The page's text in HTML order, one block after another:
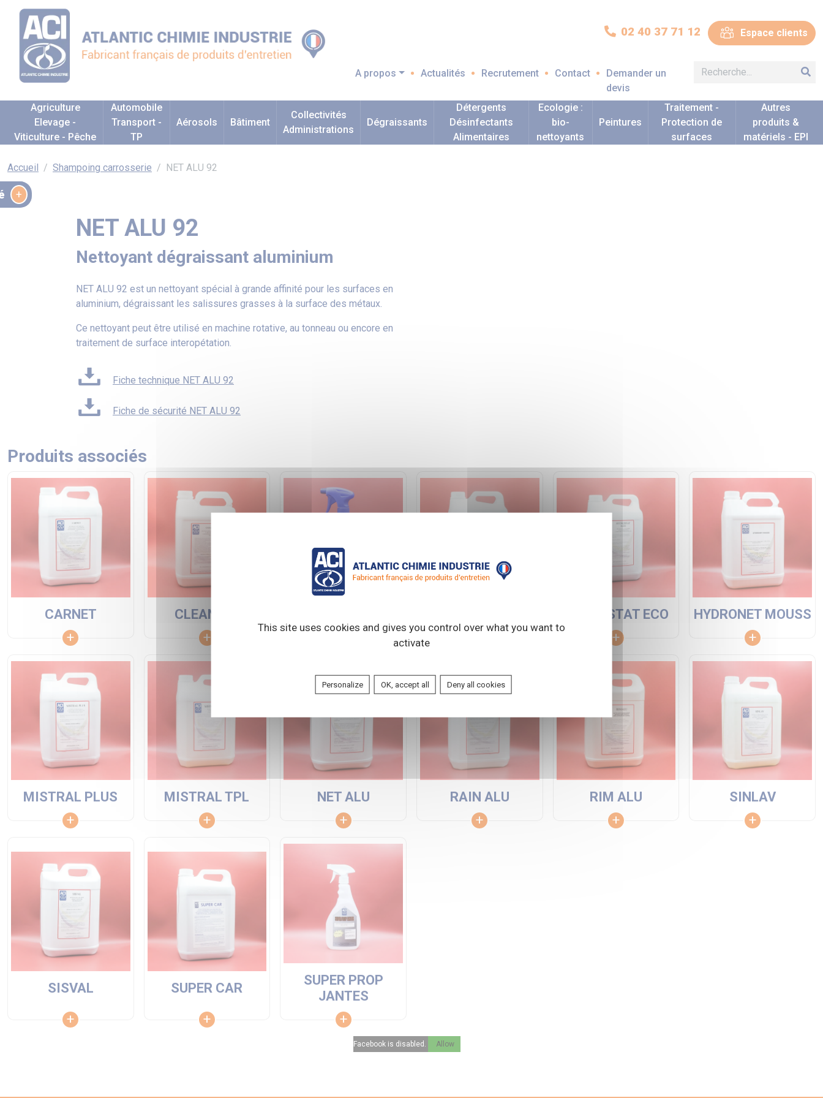
02 40 37 71 12 Espace clients
A propos Actualités Recrutement Contact
Demander un
devis
Agriculture
Elevage -
Viticulture - Pêche
Automobile
Transport -
TP
Aérosols Bâtiment
Collectivités
Administrations
Dégraissants
Détergents
Désinfectants
Alimentaires
Ecologie :
bio-
nettoyants
Peintures
Traitement -
Protection de
surfaces
Autres
produits &
matériels - EPI
Accueil Shampoing carrosserie NET ALU 92
NET ALU 92
Nettoyant dégraissant aluminium
NET ALU 92 est un nettoyant spécial à grande affinité pour les surfaces en
aluminium, dégraissant les salissures grasses à la surface des métaux.
Ce nettoyant peut être utilisé en machine rotative, au tonneau ou encore en
traitement de surface interopétation.
Fiche technique NET ALU 92
Fiche de sécurité NET ALU 92
Produits associés
CARNET CLEANCIR HYDROSTAT ECO HYDRONET MOUSS
MISTRAL PLUS MISTRAL TPL NET ALU RAIN ALU RIM ALU SINLAV
SISVAL SUPER CAR
SUPER PROP
JANTES
Facebook is disabled. Allow
This site uses cookies and gives you control over what you want to
activate
Personalize OK, accept all Deny all cookies